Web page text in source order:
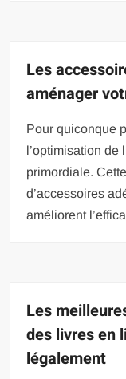
Les
aménager
Pour quiconque
l’optimisation de
primordiale.
d’accessoires
améliorent
Les
des livres en
légalement